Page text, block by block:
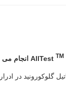
TM